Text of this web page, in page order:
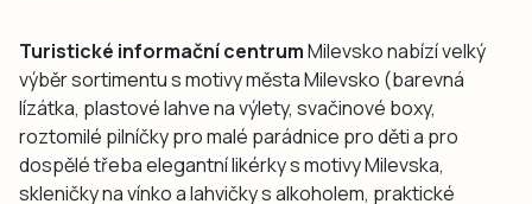
Turistické informační centrumMilevsko nabízí velký
výběr sortimentu s motivy města Milevsko (barevná
lízátka, plastové lahve na výlety, svačinové boxy,
roztomilé pilníčky pro malé parádnice pro děti a pro
dospělé třeba elegantní likérky s motivy Milevska,
skleničky na vínko a lahvičky s alkoholem, praktické